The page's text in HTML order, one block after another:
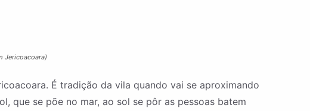
Jericoacoara)
É tradição da vila quando vai se aproximando
que se põe no mar, ao sol se pôr as pessoas batem